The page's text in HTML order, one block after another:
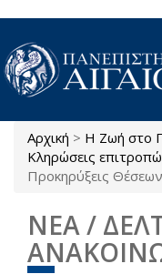
Παράκαμψη προς το
Είστε εδώ
Αρχική > Η Ζωή στο
Κληρώσεις
Προκηρύξεις Θέσεων
ΝΕΑ /